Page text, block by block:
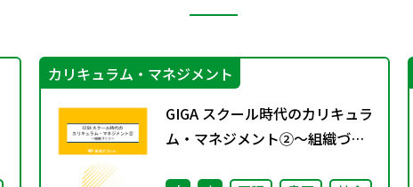
カリキュラム・マネジメント
GIGA スクール時代のカリキュラ
ム・マネジメント②〜組織づく